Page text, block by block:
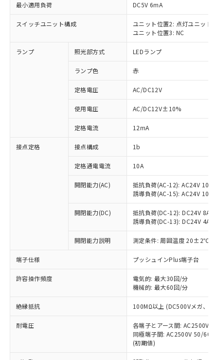
最小適用負荷 DC5V 6mA
スイッチユニット構成
ユニット位置2: 点灯ユニット
ユニット位置3: NC
ランプ 照光部方式 LEDランプ
ランプ色 赤
定格電圧 AC/DC12V
使用電圧 AC/DC12V±10%
定格電流 12mA
接点定格 接点構成 1b
定格通電電流 10A
開閉能力(AC)
抵抗負荷(AC-12): AC24V 10A/
誘導負荷(AC-15): AC24V
開閉能力(DC)
抵抗負荷(DC-12): DC24V 8A/
誘導負荷(DC-13): DC24V 4A/
開閉能力説明 測定条件: 周囲温度 20±2℃、
端子仕様 プッシュインPlus端子台
許容操作頻度
電気的: 最大30回/分
機械的: 最大60回/分
絶縁抵抗 100MΩ以上 (DC500Vメガ、点
耐電圧
各端子とアース間: AC2500V
同極端子間: AC2500V 50/
(初期値)
ご利用条件
以下の条件をお読みいただき、同意のうえ
ご利用ください。
本サービスは、当社制御機器事業取扱
商品の当社在庫状況および標準価格
(税抜)を提供させていただくもので
当社制御機器事業取扱商品の中には、
本サービスの対象外となる商品もある
ことをご了承ください。
在庫状況および標準価格照会結果は、
記載している更新日時点での社内デー
タに基づき作成されるものであり、閲
覧された時点での実際の在庫および標
準価格とは異なる場合があることをご
※1 対応状況
対応済み：EU RoHS指令（10物質）の
非含有に対応した製品が提供可能な商品で
対応予定：EU RoHS指令（10物質）の非含
有に対応した製品に切り替える予定のある
対応予定なし：EU RoHS指令（10物質）の
非含有に非対応の商品で、対応品を出す予
定はありません。
調査・確認中：EU RoHS指令（10物質）の
非含有の対応状況を調査中または確認中の
非該当品：ライセンス料など無形物で、有
害物質有無と関係のない商品です。
仕入先様の事情により、非含有部品として
いたものが、含有品と判明した場合などや
むを得ず変更することがあります。
鉛(Pb) 1000ppm以下、 水銀(Hg) 1000ppm以下、 カド
六価クロム(Cr(Ⅵ)) 1000ppm以下、ポリ臭化ビフェニル
類(PBB) 1000ppm以下、ポリ臭化ジフェニルエーテル類
(PBDE) 1000ppm以下、フタル酸ビス(2-エチルヘキシ
※1 中国RoHS○×表
「○」：最大均質材料含有率が中国RoHSの
基準値以下であることを示します。
「×」：最大均質材料含有率が中国RoHSの
基準値を超えていることを示します。
「－」：未確認です。当社販売部門へお問
い合わせください。
*中国RoHS10物質の基準値 (GB/T26572)：
Pb(鉛) :1000ppm、 Hg(水銀) : 1000ppm、 Cd(カドミウ
Cr(Ⅵ)(六価クロム) : 1000ppm、 PBBs(ポリ臭化ビフェ
当社は、これら貴社製品のうち、外国
為替および外国貿易法に定める商品
（以下｢規制貨物等」という）を輸出
国政府の輸出許可(または役務取引許
可)を取得するなどの必要な手続きを